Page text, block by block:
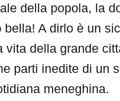
della popola, la
bella! A dirlo è un
vita della grande
parti inedite di un
meneghina.